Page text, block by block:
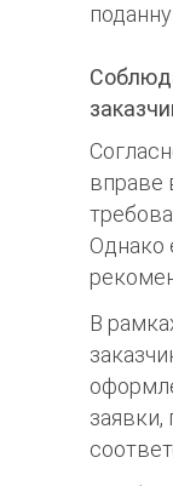
вправе
Однако
В
заявки,